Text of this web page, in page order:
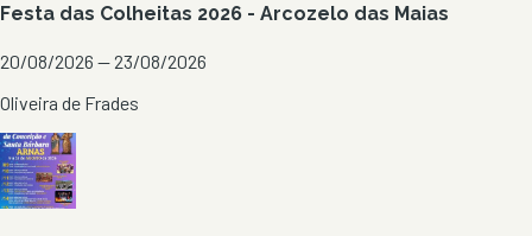
Festa das Colheitas 2026 - Arcozelo das Maias
20/08/2026 — 23/08/2026
Oliveira de Frades